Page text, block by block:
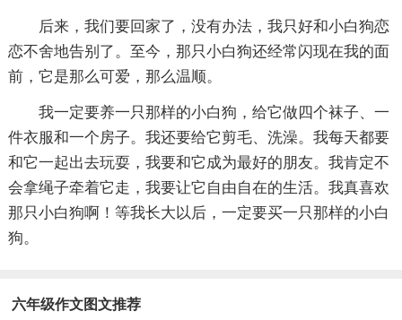
后来，我们要回家了，没有办法，我只好和小白狗恋
恋不舍地告别了。至今，那只小白狗还经常闪现在我的面
前，它是那么可爱，那么温顺。
我一定要养一只那样的小白狗，给它做四个袜子、一
件衣服和一个房子。我还要给它剪毛、洗澡。我每天都要
和它一起出去玩耍，我要和它成为最好的朋友。我肯定不
会拿绳子牵着它走，我要让它自由自在的生活。我真喜欢
那只小白狗啊！等我长大以后，一定要买一只那样的小白
狗。
六年级作文图文推荐